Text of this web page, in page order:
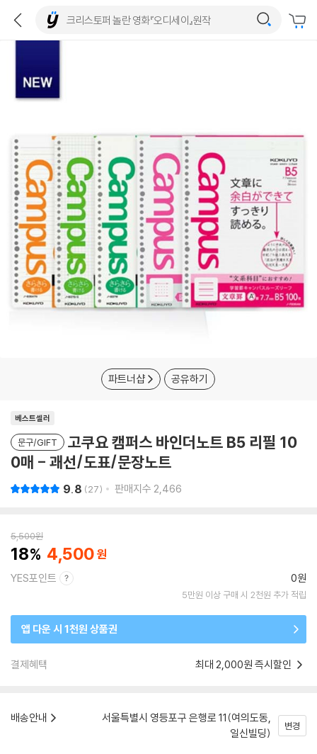
파트너샵 공유하기
베스트셀러
문구/GIFT
고쿠요 캠퍼스 바인더노트 B5 리필 10
0매 - 괘선/도표/문장노트
9.8 27 판매지수 2,466
5,500원
18 4,500
YES포인트 0원
5만원 이상 구매 시 2천원 추가 적립
앱 다운 시 1천원 상품권
결제혜택 최대 2,000원 즉시할인
배송안내
서울특별시 영등포구 은행로 11(여의도동,
일신빌딩)
변경